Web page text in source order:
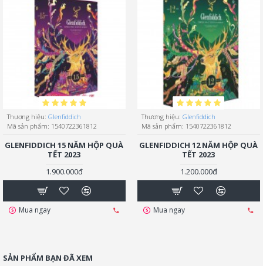
Thương hiệu: Glenfiddich
Mã sản phẩm: 1540722361812
GLENFIDDICH 15 NĂM HỘP QUÀ
TẾT 2023
1.900.000đ
Mua ngay
Thương hiệu: Glenfiddich
Mã sản phẩm: 1540722361812
GLENFIDDICH 12 NĂM HỘP QUÀ
TẾT 2023
1.200.000đ
Mua ngay
SẢN PHẨM BẠN ĐÃ XEM